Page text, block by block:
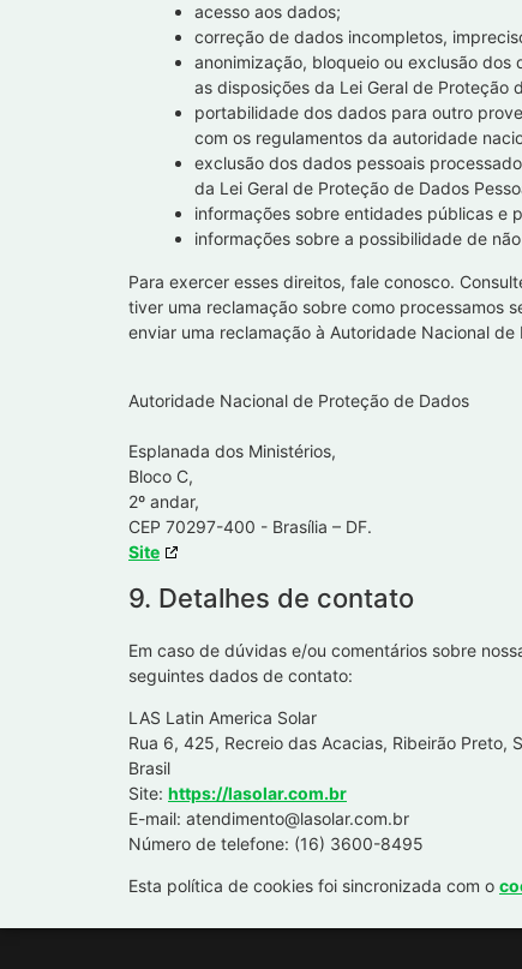
acesso aos dados;
correção de dados incompletos,
anonimização, bloqueio ou exclusão
as disposições da Lei Geral de Proteção
portabilidade dos dados para outro
com os regulamentos da autoridade
exclusão dos dados pessoais
da Lei Geral de Proteção de Dados
informações sobre entidades públicas e
informações sobre a possibilidade de
Para exercer esses direitos, fale conosco.
tiver uma reclamação sobre como processamos
enviar uma reclamação à Autoridade Nacional de
Autoridade Nacional de Proteção de Dados
Esplanada dos Ministérios,
Bloco C,
2º andar,
CEP 70297-400 - Brasília – DF.
Site
9. Detalhes de contato
Em caso de dúvidas e/ou comentários sobre
seguintes dados de contato:
LAS Latin America Solar
Rua 6, 425, Recreio das Acacias, Ribeirão Preto,
Brasil
Site: https://lasolar.com.br
E-mail: atendimento@lasolar.com.br
Número de telefone: (16) 3600-8495
Esta política de cookies foi sincronizada com o